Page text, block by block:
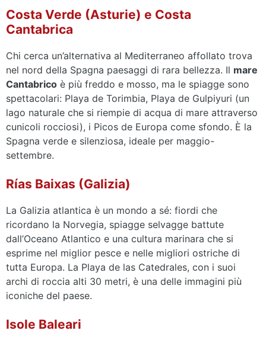
Costa Verde (Asturie) e Costa
Cantabrica
Chi cerca un’alternativa al Mediterraneo affollato trova
nel nord della Spagna paesaggi di rara bellezza. Il mare
Cantabrico è più freddo e mosso, ma le spiagge sono
spettacolari: Playa de Torimbia, Playa de Gulpiyuri (un
lago naturale che si riempie di acqua di mare attraverso
cunicoli rocciosi), i Picos de Europa come sfondo. È la
Spagna verde e silenziosa, ideale per maggio-
settembre.
Rías Baixas (Galizia)
La Galizia atlantica è un mondo a sé: fiordi che
ricordano la Norvegia, spiagge selvagge battute
dall’Oceano Atlantico e una cultura marinara che si
esprime nel miglior pesce e nelle migliori ostriche di
tutta Europa. La Playa de las Catedrales, con i suoi
archi di roccia alti 30 metri, è una delle immagini più
iconiche del paese.
Isole Baleari